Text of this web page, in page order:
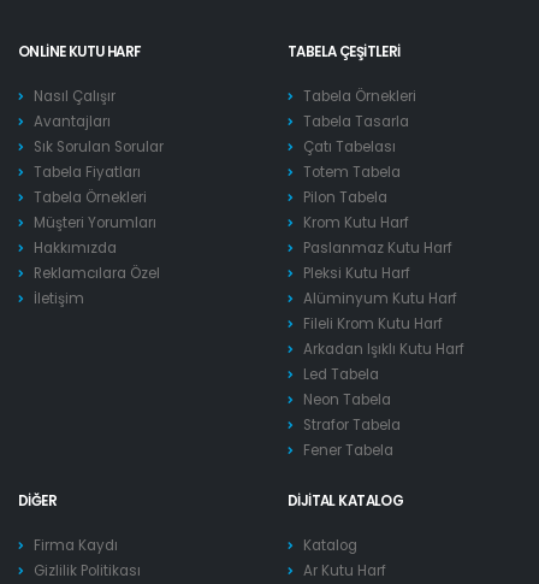
ONLINE KUTU HARF
Nasıl Çalışır
Avantajları
Sık Sorulan Sorular
Tabela Fiyatları
Tabela Örnekleri
Müşteri Yorumları
Hakkımızda
Reklamcılara Özel
İletişim
TABELA ÇEŞITLERI
Tabela Örnekleri
Tabela Tasarla
Çatı Tabelası
Totem Tabela
Pilon Tabela
Krom Kutu Harf
Paslanmaz Kutu Harf
Pleksi Kutu Harf
Alüminyum Kutu Harf
Fileli Krom Kutu Harf
Arkadan Işıklı Kutu Harf
Led Tabela
Neon Tabela
Strafor Tabela
Fener Tabela
DIĞER
Firma Kaydı
Gizlilik Politikası
DIJITAL KATALOG
Katalog
Ar Kutu Harf